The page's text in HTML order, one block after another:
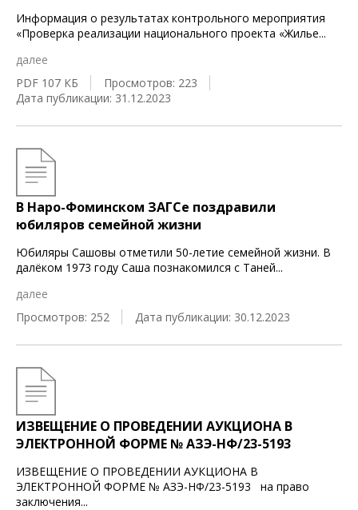
Информация о результатах контрольного мероприятия
«Проверка реализации национального проекта «Жилье...
далее
PDF 107 КБ
Просмотров: 223
Дата публикации: 31.12.2023
В Наро-Фоминском ЗАГСе поздравили
юбиляров семейной жизни
Юбиляры Сашовы отметили 50-летие семейной жизни. В
далёком 1973 году Саша познакомился с Таней...
далее
Просмотров: 252
Дата публикации: 30.12.2023
ИЗВЕЩЕНИЕ О ПРОВЕДЕНИИ АУКЦИОНА В
ЭЛЕКТРОННОЙ ФОРМЕ № АЗЭ-НФ/23-5193
ИЗВЕЩЕНИЕ О ПРОВЕДЕНИИ АУКЦИОНА В
ЭЛЕКТРОННОЙ ФОРМЕ № АЗЭ-НФ/23-5193 на право
заключения...